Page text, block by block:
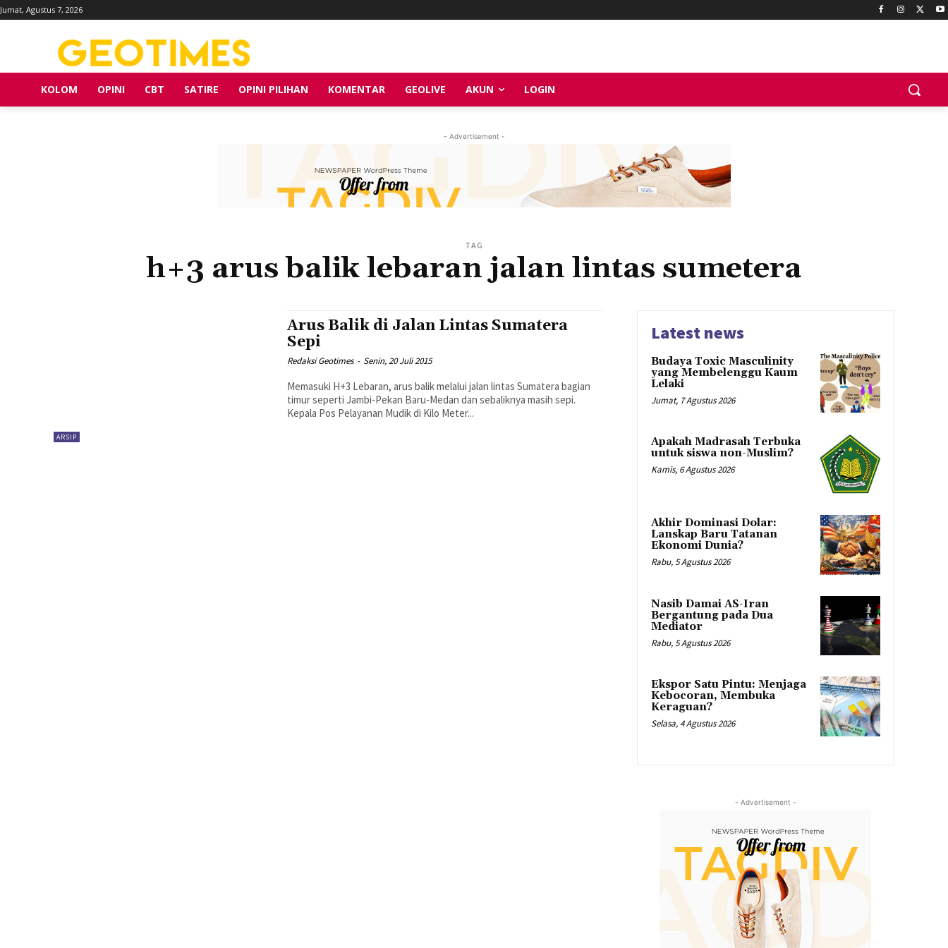
Jumat, Agustus 7, 2026
KOLOM OPINI CBT SATIRE OPINI PILIHAN KOMENTAR GEOLIVE AKUN LOGIN
- Advertisement -
TAG
h+3 arus balik lebaran jalan lintas sumetera
ARSIP
Arus Balik di Jalan Lintas Sumatera
Sepi
Redaksi Geotimes - Senin, 20 Juli 2015
Memasuki H+3 Lebaran, arus balik melalui jalan lintas Sumatera bagian
timur seperti Jambi-Pekan Baru-Medan dan sebaliknya masih sepi.
Kepala Pos Pelayanan Mudik di Kilo Meter...
Latest news
Budaya Toxic Masculinity
yang Membelenggu Kaum
Lelaki
Jumat, 7 Agustus 2026
Apakah Madrasah Terbuka
untuk siswa non-Muslim?
Kamis, 6 Agustus 2026
Akhir Dominasi Dolar:
Lanskap Baru Tatanan
Ekonomi Dunia?
Rabu, 5 Agustus 2026
Nasib Damai AS-Iran
Bergantung pada Dua
Mediator
Rabu, 5 Agustus 2026
Ekspor Satu Pintu: Menjaga
Kebocoran, Membuka
Keraguan?
Selasa, 4 Agustus 2026
- Advertisement -